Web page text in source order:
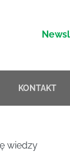
KONTAKT
wiedzy